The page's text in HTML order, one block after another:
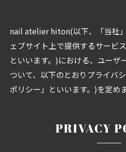
nail atelier hiton(以下、「当社
ェブサイト上で提供するサービ
といいます。)における、ユーザ
ついて、以下のとおりプライバ
ポリシー」といいます。)を定めま
PRIVACY